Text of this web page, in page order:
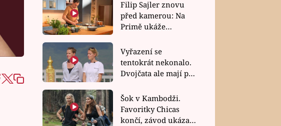
Filip Sajler znovu
před kamerou: Na
Primě ukáže
rychlé recepty
Vyřazení se
tentokrát nekonalo.
Dvojčata ale mají po
závodu nůž na krku
Šok v Kambodži.
Favoritky Chicas
končí, závod ukázal